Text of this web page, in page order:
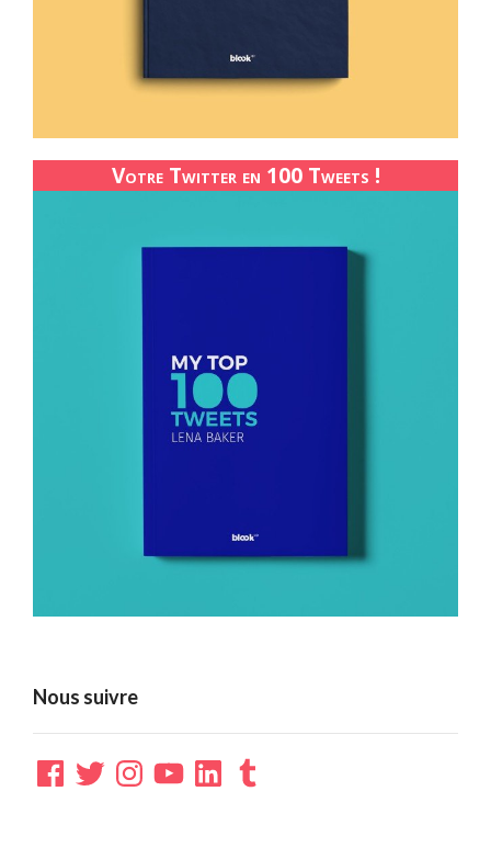
Votre Twitter en 100 Tweets !
Nous suivre
Facebook
TwitterInstagramYouTubeLinkedInTumblr